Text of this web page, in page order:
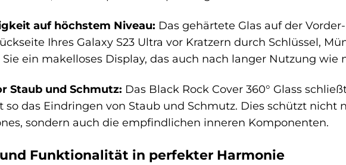
auf höchstem Niveau: Das gehärtete Glas auf der
Ihres Galaxy S23 Ultra vor Kratzern durch Schlüssel,
Sie ein makelloses Display, das auch nach langer Nutzung wie
Staub und Schmutz: Das Black Rock Cover 360° Glass
so das Eindringen von Staub und Schmutz. Dies schützt nicht
sondern auch die empfindlichen inneren Komponenten.
Funktionalität in perfekter Harmonie